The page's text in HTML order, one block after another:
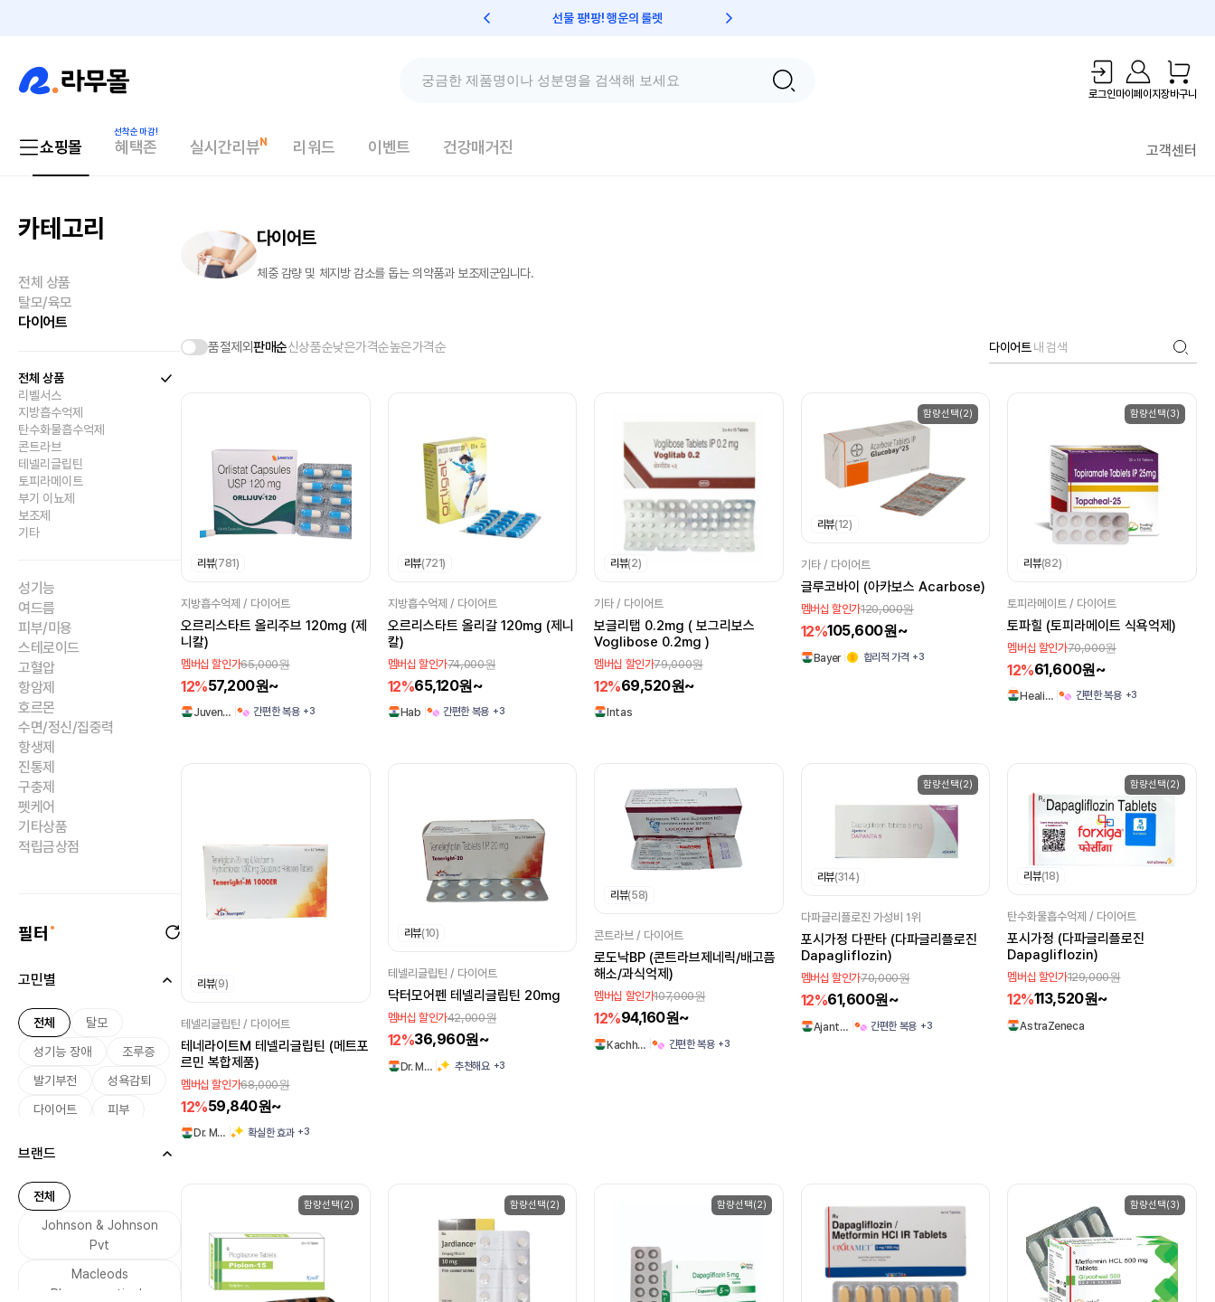
선물 팡!팡! 행운의 룰렛
로그인마이페이지장바구니
쇼핑몰 혜택존 실시간리뷰 리워드 이벤트 건강매거진 고객센터
카테고리
전체 상품
탈모/육모
다이어트
전체 상품
리벨서스
지방흡수억제
탄수화물흡수억제
콘트라브
테넬리글립틴
토피라메이트
부기 이뇨제
보조제
기타
성기능
여드름
피부/미용
스테로이드
고혈압
항암제
호르몬
수면/정신/집중력
항생제
진통제
구충제
펫케어
기타상품
적립금상점
필터
고민별
전체
탈모
성기능 장애
조루증
발기부전
성욕감퇴
다이어트
피부
여성 호르몬
남성 호르몬
무좀
기생충 감염
금연
브랜드
전체
Johnson & Johnson
Pvt
Macleods
Pharmaceuticals
다이어트
체중 감량 및 체지방 감소를 돕는 의약품과 보조제군입니다.
품절제외판매순신상품순낮은가격순높은가격순 다이어트 내 검색
리뷰(781)
지방흡수억제 / 다이어트
오르리스타트 올리주브 120mg (제
니칼)
멤버십 할인가65,000원
12%57,200원~
Juven… 간편한 복용 +3
리뷰(721)
지방흡수억제 / 다이어트
오르리스타트 올리갈 120mg (제니
칼)
멤버십 할인가74,000원
12%65,120원~
Hab 간편한 복용 +3
리뷰(2)
기타 / 다이어트
보글리탭 0.2mg ( 보그리보스
Voglibose 0.2mg )
멤버십 할인가79,000원
12%69,520원~
Intas
함량선택(2)
리뷰(12)
기타 / 다이어트
글루코바이 (아카보스 Acarbose)
멤버십 할인가120,000원
12%105,600원~
Bayer 합리적 가격 +3
함량선택(3)
리뷰(82)
토피라메이트 / 다이어트
토파힐 (토피라메이트 식욕억제)
멤버십 할인가70,000원
12%61,600원~
Heali… 간편한 복용 +3
리뷰(9)
테넬리글립틴 / 다이어트
테네라이트M 테넬리글립틴 (메트포
르민 복합제품)
멤버십 할인가68,000원
12%59,840원~
Dr. M… 확실한 효과 +3
리뷰(10)
테넬리글립틴 / 다이어트
닥터모어펜 테넬리글립틴 20mg
멤버십 할인가42,000원
12%36,960원~
Dr. M… 추천해요 +3
리뷰(58)
콘트라브 / 다이어트
로도낙BP (콘트라브제네릭/배고픔
해소/과식억제)
멤버십 할인가107,000원
12%94,160원~
Kachh… 간편한 복용 +3
함량선택(2)
리뷰(314)
다파글리플로진 가성비 1위
포시가정 다판타 (다파글리플로진
Dapagliflozin)
멤버십 할인가70,000원
12%61,600원~
Ajant… 간편한 복용 +3
함량선택(2)
리뷰(18)
탄수화물흡수억제 / 다이어트
포시가정 (다파글리플로진
Dapagliflozin)
멤버십 할인가129,000원
12%113,520원~
AstraZeneca
함량선택(2) 함량선택(2) 함량선택(2) 함량선택(3)